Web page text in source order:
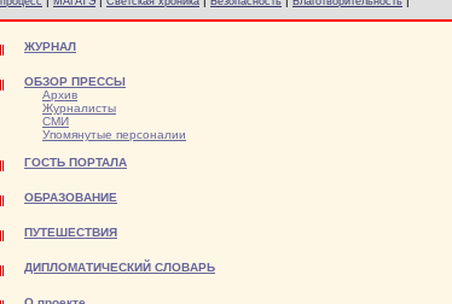
ЖУРНАЛ
ОБЗОР ПРЕССЫ
Архив
Журналисты
СМИ
Упомянутые персоналии
ГОСТЬ ПОРТАЛА
ОБРАЗОВАНИЕ
ПУТЕШЕСТВИЯ
ДИПЛОМАТИЧЕСКИЙ СЛОВАРЬ